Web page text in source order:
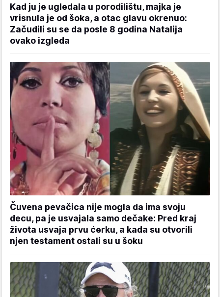
Kad ju je ugledala u porodilištu, majka je
vrisnula je od šoka, a otac glavu okrenuo:
Začudili su se da posle 8 godina Natalija
ovako izgleda
Čuvena pevačica nije mogla da ima svoju
decu, pa je usvajala samo dečake: Pred kraj
života usvaja prvu ćerku, a kada su otvorili
njen testament ostali su u šoku